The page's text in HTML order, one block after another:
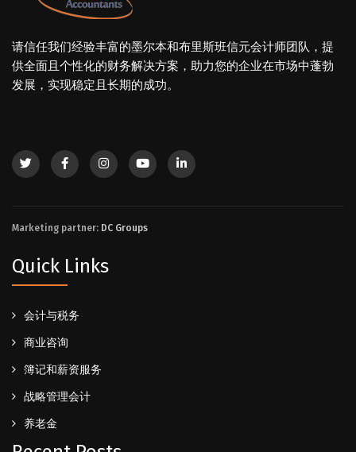
请信任我们经验丰富的墨尔本和布里斯班信元会计师团队，提
供全面且个性化的财务解决方案，助力您的企业在市场中蓬勃
发展，实现稳定且长期的成功。
Marketing partner: DC Groups
Quick Links
会计与税务
商业咨询
簿记和薪资服务
战略管理会计
养老金